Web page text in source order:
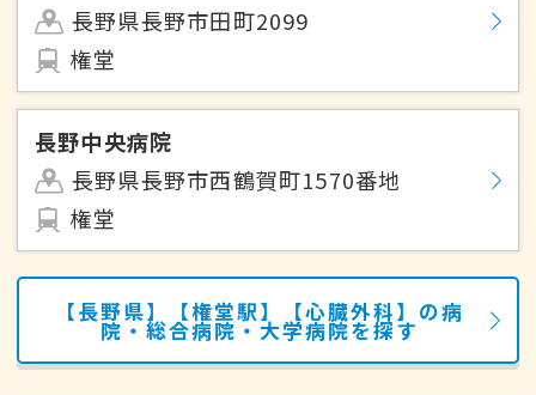
長野県長野市田町2099
権堂
長野中央病院
長野県長野市西鶴賀町1570番地
権堂
【長野県】【権堂駅】【心臓外科】の病
院・総合病院・大学病院を探す